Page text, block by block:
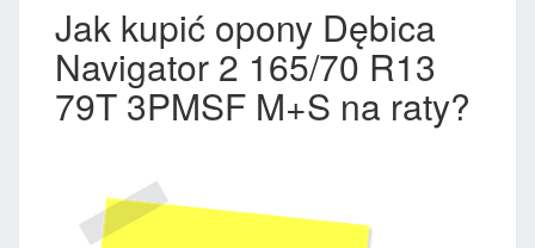
Jak kupić opony Dębica
Navigator 2 165/70 R13
79T 3PMSF M+S na raty?